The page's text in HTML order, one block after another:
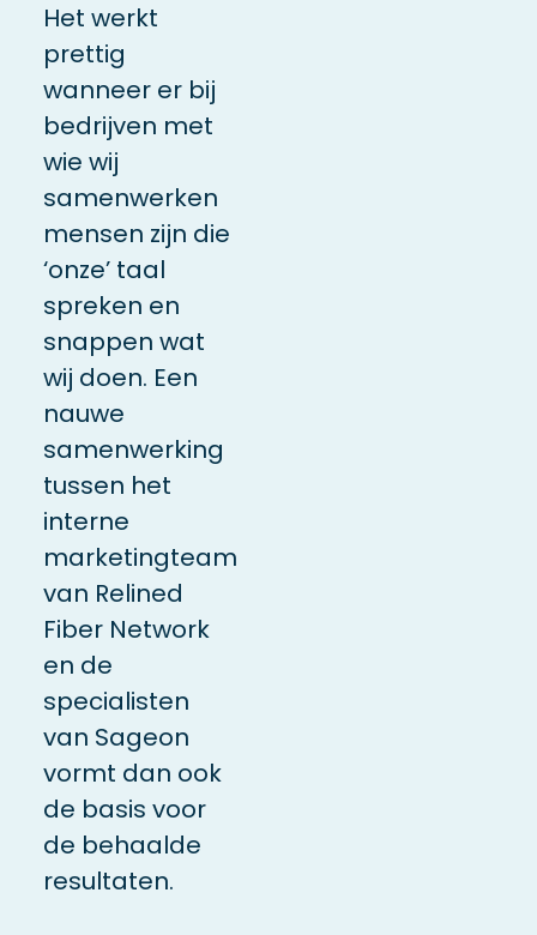
Het werkt
prettig
wanneer er bij
bedrijven met
wie wij
samenwerken
mensen zijn die
‘onze’ taal
spreken en
snappen wat
wij doen. Een
nauwe
samenwerking
tussen het
interne
marketingteam
van Relined
Fiber Network
en de
specialisten
van Sageon
vormt dan ook
de basis voor
de behaalde
resultaten.